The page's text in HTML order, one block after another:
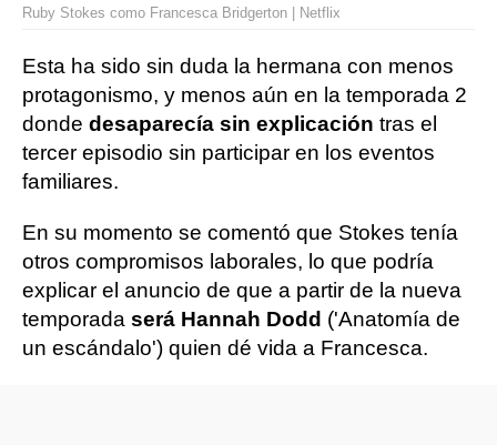
Ruby Stokes como Francesca Bridgerton | Netflix
Esta ha sido sin duda la hermana con menos
protagonismo, y menos aún en la temporada 2
donde desaparecía sin explicación tras el
tercer episodio sin participar en los eventos
familiares.
En su momento se comentó que Stokes tenía
otros compromisos laborales, lo que podría
explicar el anuncio de que a partir de la nueva
temporada será Hannah Dodd ('Anatomía de
un escándalo') quien dé vida a Francesca.